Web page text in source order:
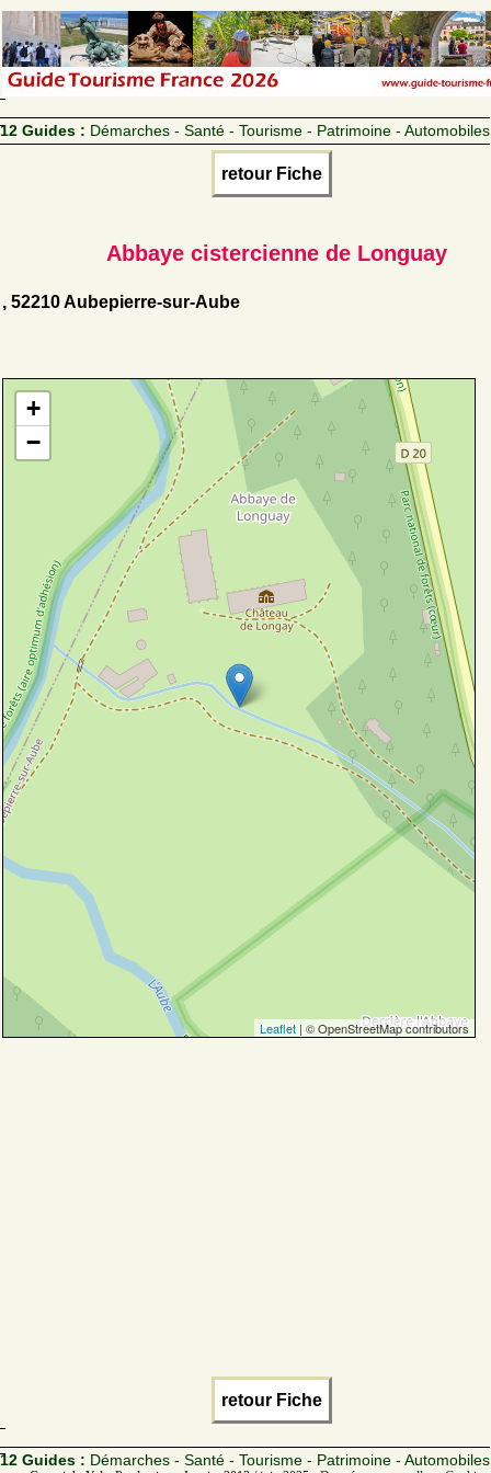
12 Guides : Démarches - Santé - Tourisme - Patrimoine - Automobiles
retour Fiche
Abbaye cistercienne de Longuay
, 52210 Aubepierre-sur-Aube
+
−
Leaflet | © OpenStreetMap contributors
retour Fiche
12 Guides : Démarches - Santé - Tourisme - Patrimoine - Automobiles